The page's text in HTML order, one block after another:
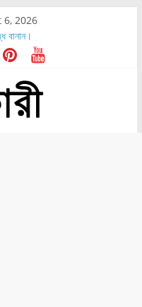
6, 2026
বানান।
হয়?
দেখা গেলে করণীয় কি?
উপকারিতা।